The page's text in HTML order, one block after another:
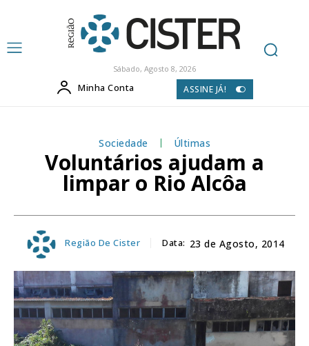
Sábado, Agosto 8, 2026
Minha Conta ASSINE JÁ!
Sociedade Últimas
Voluntários ajudam a
limpar o Rio Alcôa
Região De Cister Data: 23 de Agosto, 2014